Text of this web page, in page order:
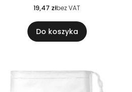
19,47 złbez VAT
Do koszyka